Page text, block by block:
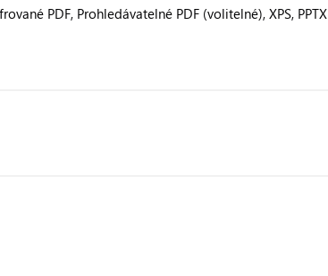
PDF, Prohledávatelné PDF (volitelné), XPS, PPTX